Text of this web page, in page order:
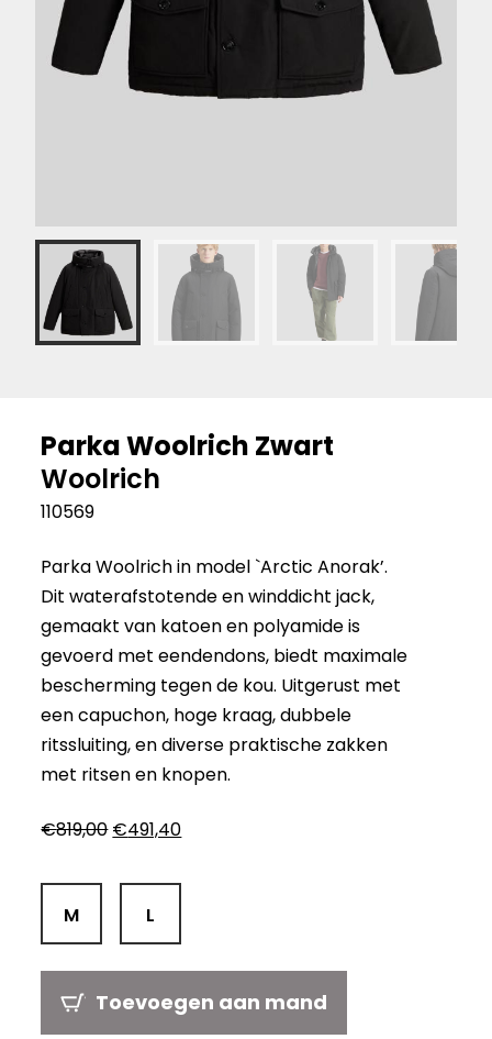
Parka Woolrich Zwart
Woolrich
110569
Parka Woolrich in model `Arctic Anorak’.
Dit waterafstotende en winddicht jack,
gemaakt van katoen en polyamide is
gevoerd met eendendons, biedt maximale
bescherming tegen de kou. Uitgerust met
een capuchon, hoge kraag, dubbele
ritssluiting, en diverse praktische zakken
met ritsen en knopen.
€819,00 Oorspronkelijke
was:
€819,00.
€491,40Huidige
is:
M L
Toevoegen aan mand